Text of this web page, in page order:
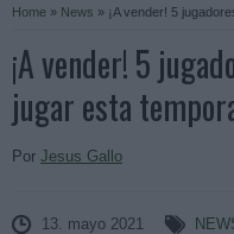
Home » News » ¡A vender! 5
¡A vender! 5
jugar esta
Por Jesus Gallo
13. mayo 2021